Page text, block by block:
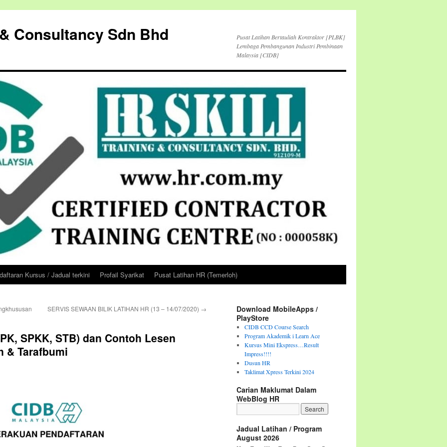
Consultancy Sdn Bhd
Pusat Latihan Bertauliah Kontraktor [PLBK]
Lembaga Pembangunan Industri Pembinaan
Malaysia [CIDB]
Kursus / Jadual terkini Profail Syarikat Pusat Latihan HR (Temerloh)
SERVIS SEWAAN BILIK LATIHAN HR (13 – 14/07/2020) →
SPKK, STB) dan Contoh Lesen
& Tarafbumi
Download MobileApps /
PlayStore
CIDB CCD Course Search
Program Akademik i Learn Ace
Kursus Mini Ekspress…Result
Impress!!!!
Dusun HR
Taklimat Xpress Terkini 2024
Carian Maklumat Dalam
WebBlog HR
Jadual Latihan / Program
August 2026